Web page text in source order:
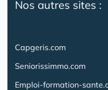
Nos autres sites :
Capgeris.com
Seniorissimmo.com
Emploi-formation-